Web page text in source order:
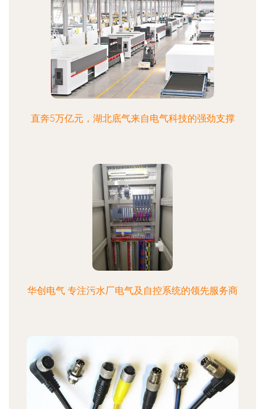
直奔5万亿元，湖北底气来自电气科技的强劲支撑
华创电气 专注污水厂电气及自控系统的领先服务商